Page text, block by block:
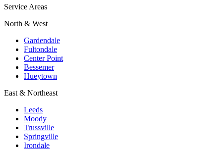
Service Areas
North & West
Gardendale
Fultondale
Center Point
Bessemer
Hueytown
East & Northeast
Leeds
Moody
Trussville
Springville
Irondale